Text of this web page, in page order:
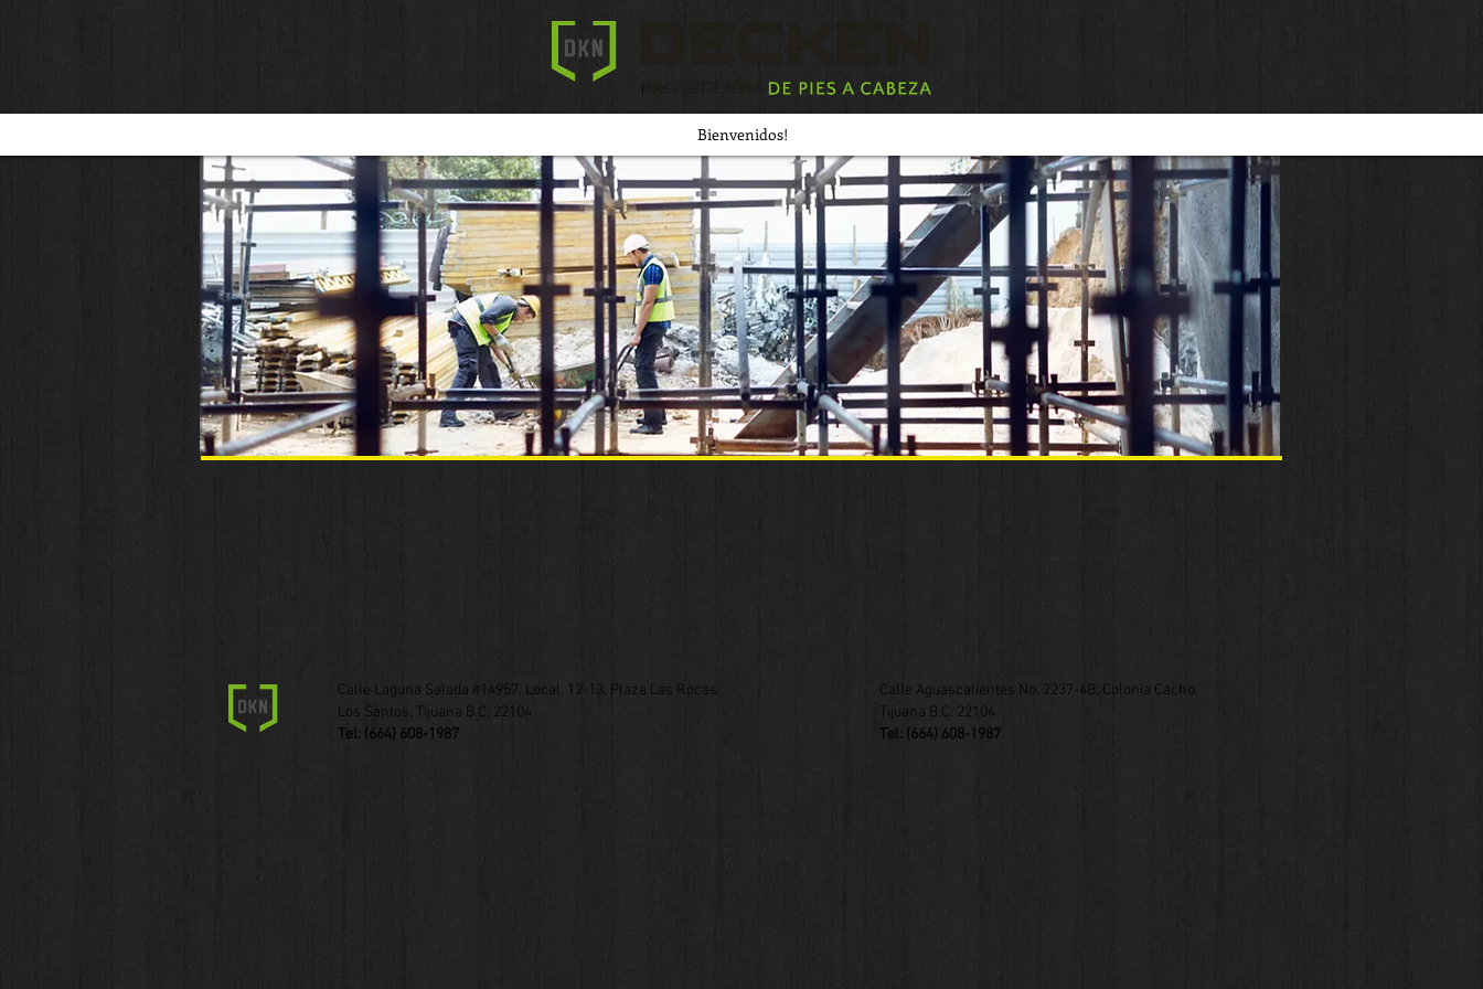
Bienvenidos!
Calle Laguna Salada #14957, Local, 12-13, Plaza Las Rocas
Los Santos, Tijuana B.C. 22104​
Tel: (664) 608-1987
Calle Aguascalientes No. 2237-4B, Colonia Cacho,
Tijuana B.C. 22104​
Tel: (664) 608-1987